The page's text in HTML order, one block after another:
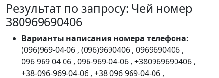
Результат по запросу: Чей номер
380969690406
Варианты написания номера телефона:
(096)969-04-06 , (096)9690406 , 0969690406 ,
096 969 04 06 , 096-969-04-06 , +380969690406 ,
+38-096-969-04-06 , +38 096 969-04-06 ,